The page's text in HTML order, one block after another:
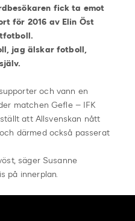
fick ta emot
för 2016 av Elin Öst
jag älskar fotboll,
och vann en
matchen Gefle – IFK
att Allsvenskan nått
därmed också passerat
säger Susanne
på innerplan.